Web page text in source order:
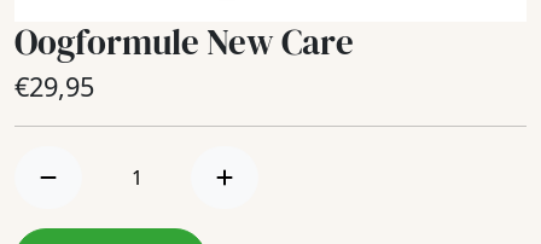
Oogformule New Care
€29,95